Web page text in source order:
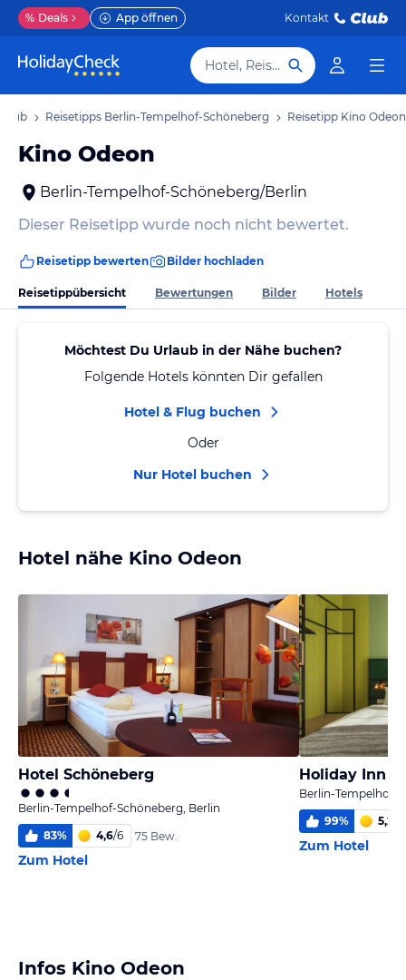
% Deals App öffnen Kontakt
Hotel, Reiseziel
Reisetipps Berlin-Tempelhof-Schöneberg Reisetipp Kino Odeon
Kino Odeon
Berlin-Tempelhof-Schöneberg/Berlin
Dieser Reisetipp wurde noch nicht bewertet.
Reisetipp bewerten Bilder hochladen
Reisetippübersicht Bewertungen Bilder Hotels
Möchtest Du Urlaub in der Nähe buchen?
Folgende Hotels könnten Dir gefallen
Hotel & Flug buchen
Oder
Nur Hotel buchen
Hotel nähe Kino Odeon
Hotel Schöneberg
Berlin-Tempelhof-Schöneberg, Berlin
83% 4,6/6 75 Bew.
Zum Hotel
Berlin-Tempelhof-
99% 5,2
Zum Hotel
Infos Kino Odeon